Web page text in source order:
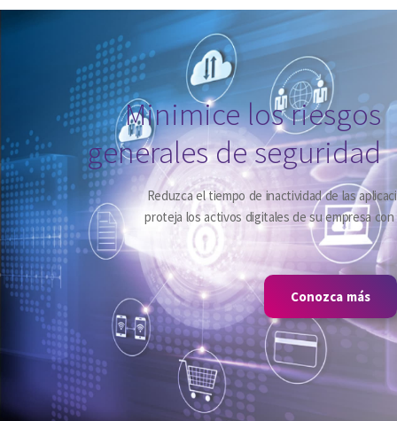
y, sobre todo,
Enterprise
Core.
Minimice los riesgos
generales de seguridad
Reduzca el tiempo de inactividad de las
proteja los activos digitales de su empresa
Conozca más